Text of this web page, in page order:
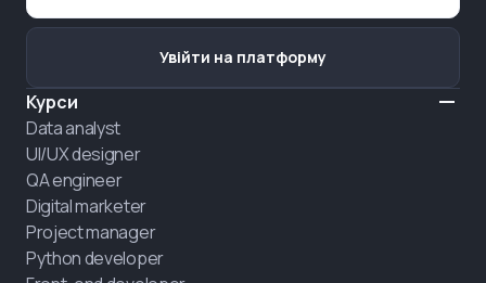
Курси
Data analyst
UI/UX designer
QA engineer
Digital marketer
Project manager
Python developer
Увійти на платформу